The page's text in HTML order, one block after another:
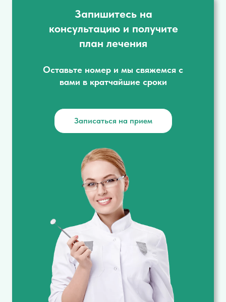
Запишитесь на
консультацию и получите
план лечения
Оставьте номер и мы свяжемся с
вами в кратчайшие сроки
Записаться на прием